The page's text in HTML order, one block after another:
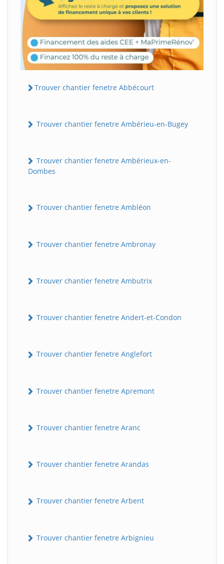
Trouver chantier fenetre Abbécourt
Trouver chantier fenetre Ambérieu-en-Bugey
Trouver chantier fenetre Ambérieux-en-
Dombes
Trouver chantier fenetre Ambléon
Trouver chantier fenetre Ambronay
Trouver chantier fenetre Ambutrix
Trouver chantier fenetre Andert-et-Condon
Trouver chantier fenetre Anglefort
Trouver chantier fenetre Apremont
Trouver chantier fenetre Aranc
Trouver chantier fenetre Arandas
Trouver chantier fenetre Arbent
Trouver chantier fenetre Arbignieu